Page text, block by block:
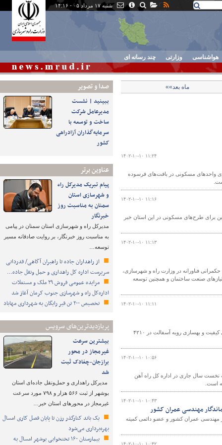
شنبه ۱۷ مرداد ۰۵ - ۱۴:۱۶
هواشناسی وزارتی چند رسانه ای
صدا و تصوير
ببینید | نشست
مدیرعامل شرکت
ساخت و توسعه با
سرمایه‌گذاران آزادراهی
کشور
عناوین برتر
پیام تبریک مدیرکل راه
و شهرسازی استان
سمنان به مناسبت روز
خبرنگار
مدیرکل راه و شهرسازی استان سمنان در پیامی
به مناسبت روز خبرنگار، بر روایت صادقانه مسیر
توسعه…
از راهداران جاده تا راهبران آگاهی/ قدردانی
سرپرست اداره کل راهداری و حمل ونقل جاده…
مزایده عمومی فروش ۲۹ ملک و مستغلات
اداره‌کل راه و شهرسازی جنوب کرمان آغاز شد
تخصیص ۲۰۰ تن قیر رایگان به شهرداری‌ مهاباد
پربازدیدترین‌های سرویس
بیشترین سرعت
غیرمجاز در محور
برازجان-چغادک ثبت
شد
مدیرکل راهداری و حمل‌ونقل جاده‌ای استان
بوشهر از ثبت ۵۶۶ هزار و ۷۹۸ مورد سرعت
غیرمجاز در محورهای استان خبر…
یک باند کنارگذر رزن تا پایان فصل کاری امسال
بهره‌برداری می‌شود
بیمارستان ۱۶۰ تختخوابی بوشهر امسال به
ماه بعد»»
۱۴۰۲-۱۰-۱۰ ۱۱:۲۴
بازآفرینی شهری برای نوسازی واحدهای مسکونی در بافت‌های فرسوده
۱۴۰۲-۱۰-۱۰ ۱۱:۱۶
کل راه و شهرسازی آذربایجان غربی از واگذاری ۲۳۰۰ قطعه زمین برای طرح‌های مسکونی در این استان خبر
۱۴۰۲-۱۰-۱۰ ۱۱:۱۳
فناورانه در وزارت راه و شهرسازی،
صنعت ساختمان و همچنین توسعه
۱۴۰۲-۱۰-۱۰ ۱۱:۱۱
مدیرکل راهداری و حمل‌ونقل جاده‌ای استان یزد، گفت: طی ۹ ماهه گذشته عملیات ارتقای کیفیت و بهسازی رویه آسفالت در ۴۲۱۰
۱۴۰۲-۱۰-۱۰ ۱۰:۵۶
مسافران قطارهای حومه ای ( مشهد – سرخس ۱و۲ و بالعکس) در ۹ ماهه نخست سال جاری در اداره کل راه آهن
۱۴۰۲-۱۰-۱۰ ۱۰:۴۳
مهندسی عمران کشور
عمران کشور و عضو دائمی کمیته
۱۴۰۲-۱۰-۱۰ ۱۰:۴۲